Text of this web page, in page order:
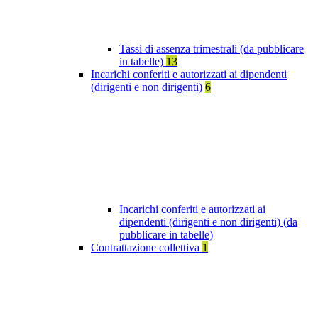
Tassi di assenza trimestrali (da pubblicare
in tabelle) 13
Incarichi conferiti e autorizzati ai dipendenti
(dirigenti e non dirigenti) 6
Incarichi conferiti e autorizzati ai
dipendenti (dirigenti e non dirigenti) (da
pubblicare in tabelle)
Contrattazione collettiva 1